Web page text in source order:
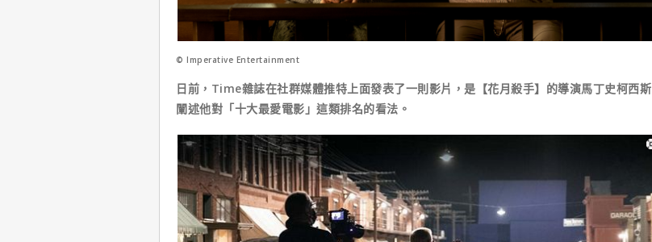
© Imperative Entertainment
日前，Time雜誌在社群媒體推特上面發表了一則影片，是【花月殺手】的導演馬丁史柯西斯
闡述他對「十大最愛電影」這類排名的看法。